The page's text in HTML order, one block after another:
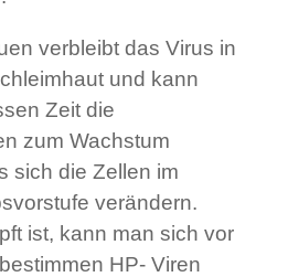
verbleibt das Virus in
und kann
Zeit die
zum Wachstum
sich die Zellen im
verändern.
ist, kann man sich vor
HP- Viren